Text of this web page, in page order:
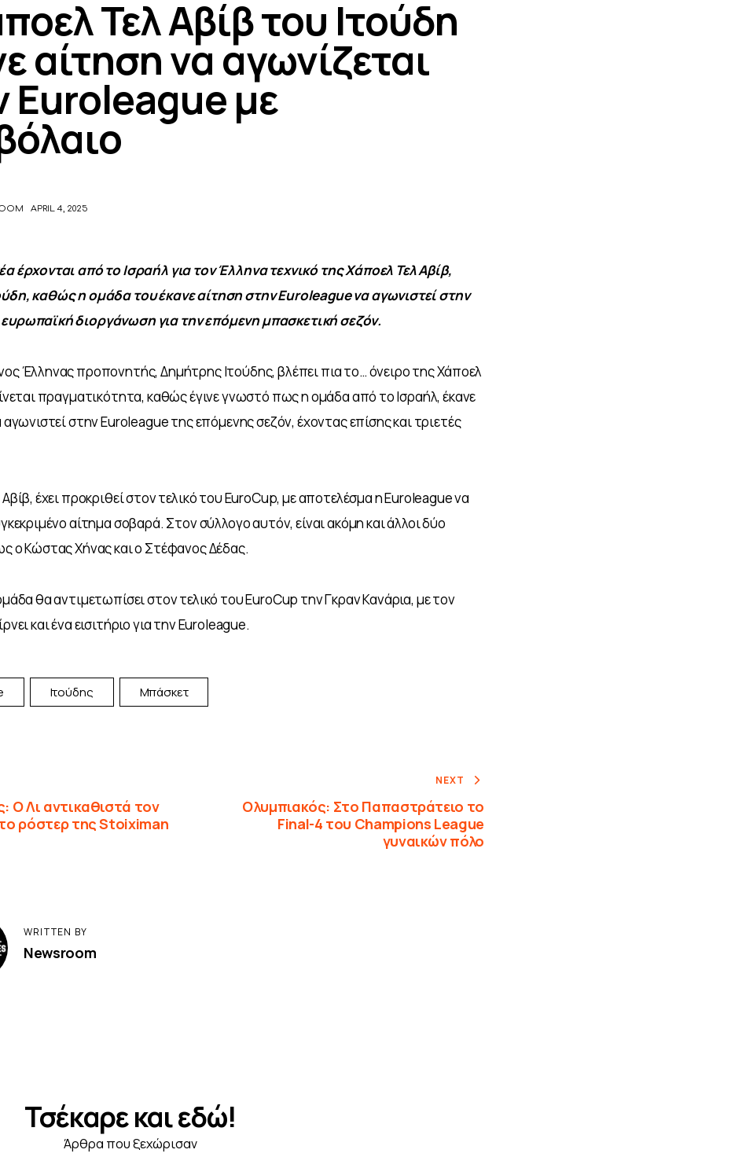
Τελ Αβίβ του Ιτούδη
αίτηση να αγωνίζεται
Euroleague με
APRIL 4, 2025
έρχονται από το Ισραήλ για τον Έλληνα τεχνικό της Χάποελ Τελ Αβίβ,
καθώς η ομάδα του έκανε αίτηση στην Euroleague να αγωνιστεί στην
διοργάνωση για την επόμενη μπασκετική σεζόν.
Έλληνας προπονητής, Δημήτρης Ιτούδης, βλέπει πια το… όνειρο της Χάποελ
πραγματικότητα, καθώς έγινε γνωστό πως η ομάδα από το Ισραήλ, έκανε
αγωνιστεί στην Euroleague της επόμενης σεζόν, έχοντας επίσης και τριετές
έχει προκριθεί στον τελικό του EuroCup, με αποτελέσμα η Euroleague να
αίτημα σοβαρά. Στον σύλλογο αυτόν, είναι ακόμη και άλλοι δύο
ο Κώστας Χήνας και ο Στέφανος Δέδας.
θα αντιμετωπίσει στον τελικό του EuroCup την Γκραν Κανάρια, με τον
και ένα εισιτήριο για την Euroleague.
Ιτούδης Μπάσκετ
Ο Λι αντικαθιστά τον
ρόστερ της Stoiximan
NEXT
Ολυμπιακός: Στο Παπαστράτειο το
Final-4 του Champions League
γυναικών πόλο
WRITTEN BY
Newsroom
Τσέκαρε και εδώ!
Άρθρα που ξεχώρισαν